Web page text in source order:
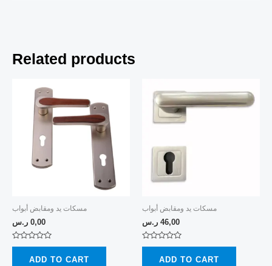
Related products
مسكات يد ومقابض أبواب
0,00 ر.س
Rated
ADD TO CART
مسكات يد ومقابض أبواب
46,00 ر.س
Rated
ADD TO CART